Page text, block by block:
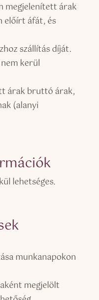
megjelenített árak
előírt áfát, és
szállítás díját.
kerül
árak bruttó árak,
(alanyi
lehetséges.
munkanapokon
megjelölt